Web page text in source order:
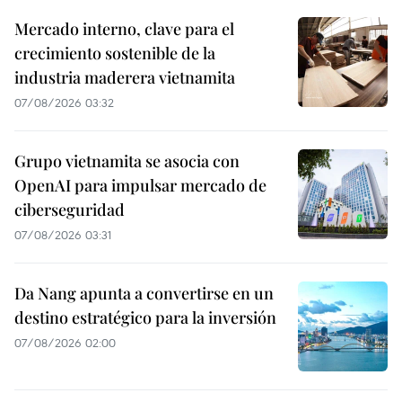
Mercado interno, clave para el
crecimiento sostenible de la
industria maderera vietnamita
07/08/2026 03:32
Grupo vietnamita se asocia con
OpenAI para impulsar mercado de
ciberseguridad
07/08/2026 03:31
Da Nang apunta a convertirse en un
destino estratégico para la inversión
07/08/2026 02:00